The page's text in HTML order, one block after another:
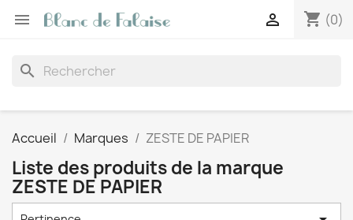
 shopping_cart (0)

search
Accueil Marques ZESTE DE PAPIER
Liste des produits de la marque
ZESTE DE PAPIER